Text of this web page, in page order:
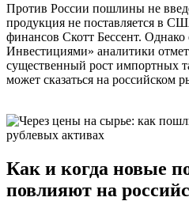
Против России пошлины не
продукция не поставляется в
финансов Скотт Бессент.
Инвестициями» аналитики
существенный рост импортных
может сказаться на российском
Как и когда новые
повлияют на